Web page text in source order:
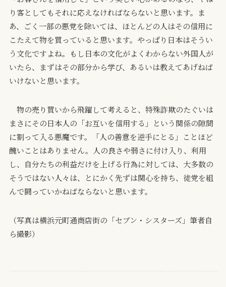
り客としてもそれに応えなければならないと思います。ま
あ、ごく一部の悪党を除いては、ほとんどの人はその信用に
こたえて物を買っていると思います。やっぱり日本はそうい
う文化ですよね。もし日本の文化がよくわからない外国人が
いたら、まずはその部分から学び、あるいは教えてあげねば
いけないと思います。
物の売り買いから飛躍して考えると、特殊詐欺のたぐいは
まさにその日本人の「お互いを信用する」という関係の隙間
に割って入る悪魔です。「人の善意を逆手にとる」ことほど
醜いことはありません。人の良さや弱さに付け入り、利用
し、自分たちの利益だけを上げる行為に対しては、大多数の
そうではない人々は、とにかく先ずは関心を持ち、徒党を組
んで闘っていかねばならないと思います。
（写真は横浜元町通商店街の「セブン・シスターズ」筆者自
ら撮影）